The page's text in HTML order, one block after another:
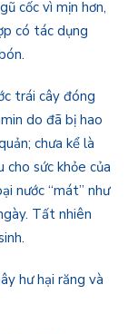
cốc vì mịn hơn,
có tác dụng
trái cây đóng
do đã bị hao
chưa kể là
sức khỏe của
nước “mát” như
Tất nhiên
hư hại răng và